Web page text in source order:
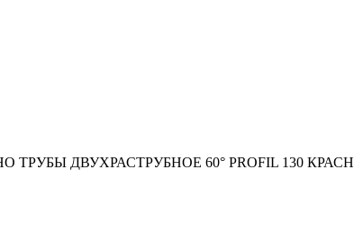
ТРУБЫ ДВУХРАСТРУБНОЕ 60° PROFIL 130